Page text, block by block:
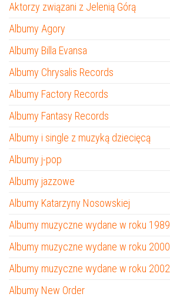
Aktorzy związani z Jelenią Górą
Albumy Agory
Albumy Billa Evansa
Albumy Chrysalis Records
Albumy Factory Records
Albumy Fantasy Records
Albumy i single z muzyką dziecięcą
Albumy j-pop
Albumy jazzowe
Albumy Katarzyny Nosowskiej
Albumy muzyczne wydane w roku 1989
Albumy muzyczne wydane w roku 2000
Albumy muzyczne wydane w roku 2002
Albumy New Order